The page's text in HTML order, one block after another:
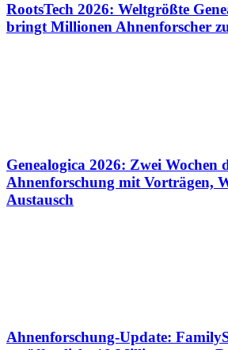
RootsTech 2026: Weltgrößte
bringt Millionen Ahnenforscher
Genealogica 2026: Zwei Wochen
Ahnenforschung mit Vorträgen,
Austausch
Ahnenforschung-Update: